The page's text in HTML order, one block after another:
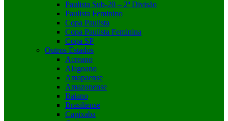
Paulista Sub-20 – 2ª Divisão
Paulista Feminino
Copa Paulista
Copa Paulista Feminina
Copa SP
Outros Estados
Acreano
Alagoano
Amapaense
Amazonense
Baiano
Brasiliense
Capixaba